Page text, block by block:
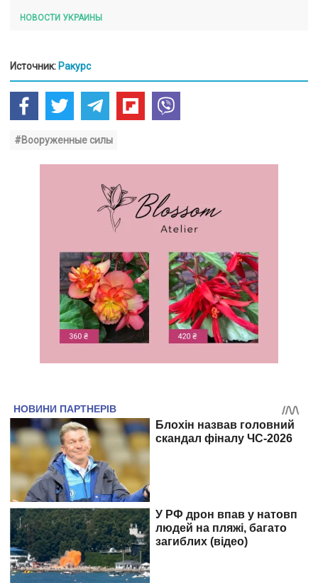
НОВОСТИ УКРАИНЫ
Источник: Ракурс
#Вооруженные силы